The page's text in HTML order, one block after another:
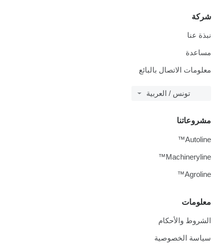
شركة
نبذة عنا
مساعدة
معلومات الاتصال بالبائع
تونس / العربية
معلومات
الشروط والأحكام
سياسة الخصوصية
مشروعاتنا
Autoline™
Machineryline™
Agroline™